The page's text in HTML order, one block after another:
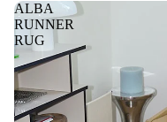
ALBA
RUNNER
RUG